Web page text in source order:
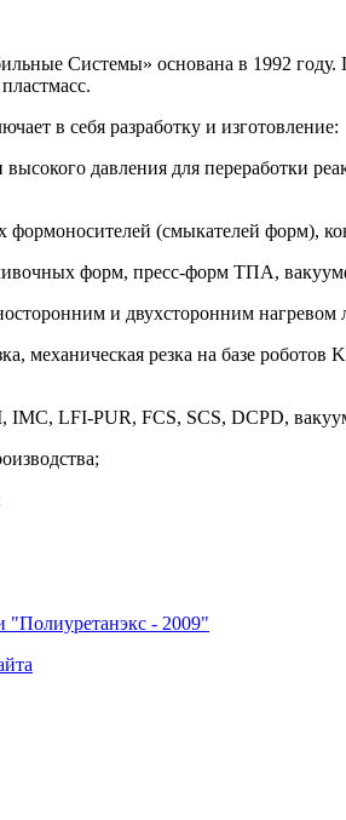
Системы» основана в 1992 году.
в себя разработку и изготовление:
давления для переработки
формоносителей (смыкателей форм),
форм, пресс-форм ТПА,
и двухсторонним нагревом
механическая резка на базе
LFI-PUR, FCS, SCS, DCPD,
"Полиуретанэкс - 2009"